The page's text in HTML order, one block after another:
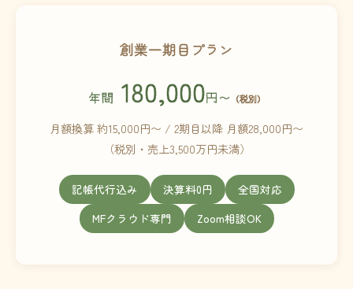
創業一期目プラン
年間 180,000円〜 （税別）
月額換算 約15,000円〜 / 2期目以降 月額28,000円〜
（税別・売上3,500万円未満）
記帳代行込み 決算料0円
全国対応
MFクラウド専門
Zoom相談OK